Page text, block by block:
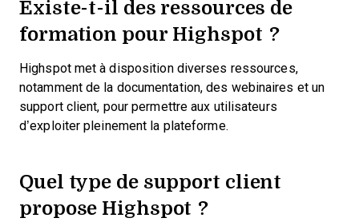
Existe-t-il des ressources de
formation pour Highspot ?
Highspot met à disposition diverses ressources,
notamment de la documentation, des webinaires et un
support client, pour permettre aux utilisateurs
d’exploiter pleinement la plateforme.
Quel type de support client
propose Highspot ?